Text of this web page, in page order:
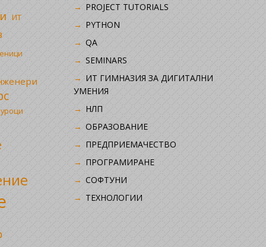
ИТ
PROJECT TUTORIALS
PYTHON
QA
SEMINARS
ИТ ГИМНАЗИЯ ЗА ДИГИТАЛНИ
УМЕНИЯ
НЛП
ОБРАЗОВАНИЕ
ПРЕДПРИЕМАЧЕСТВО
ПРОГРАМИРАНЕ
СОФТУНИ
ТЕХНОЛОГИИ